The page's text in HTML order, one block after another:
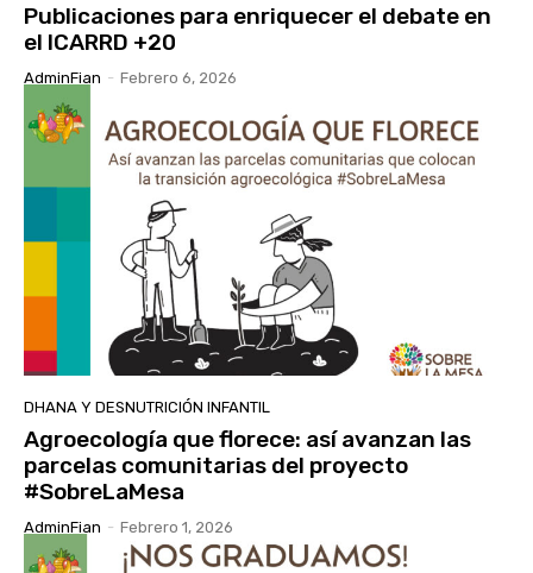
Publicaciones para enriquecer el debate en
el ICARRD +20
AdminFian - Febrero 6, 2026
DHANA Y DESNUTRICIÓN INFANTIL
Agroecología que florece: así avanzan las
parcelas comunitarias del proyecto
#SobreLaMesa
AdminFian - Febrero 1, 2026